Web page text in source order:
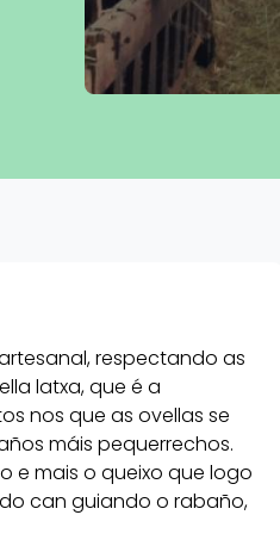
respectando as
latxa, que é a
nos que as ovellas se
máis pequerrechos.
e mais o queixo que logo
can guiando o rabaño,